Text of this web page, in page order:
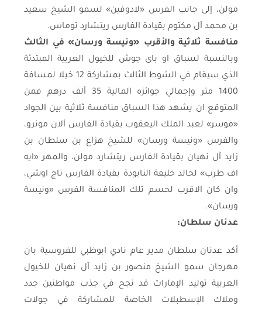
مولن، إلى جانب الفرس «لادوفين» لسمو الشيخ سعيد
بن محمد آل مكتوم بقيادة الفارس ريتشارد توماس.
منافسة ثلاثية والأقرب «ونيسة ورسان» في الثالث
وبالنسبة لسباق او باى جوش للخيول العربية المبتدئة
الذي سيقام في الشوط الثالث بمشاركة 12 خيلا لمسافة
1400 متر وإجمالي جوائزه المالية 35 ألف درهم فمن
المتوقع ان يشهد هذا السباق منافسة ثلاثية بين الجواد
«موسر» لعبد الملك اليعقوب بقيادة الفارس ألان مونرو،
والفرس «ونيسة ورسان» للشيخ هزاع بن سلطان بن
زايد آل نهيان بقيادة الفارس ريتشارد مولن، والمهر «ايه
اف طرب» لخالد خليفة النابودة بقيادة الفارس تاج اوشي،
وان كان الاقرب لحسم تلك المنافسة الفرس «ونيسة
ورسان».
عدنان سلطان:
أكد عدنان سلطان مدير عام نادي ابوظبي للفروسية بان
مهرجان سمو الشيخ منصور بن زايد آل نهيان للخيول
العربية توليد الإمارات قد نجح في جذب مواطنين جدد
وملاك الإسطبلات الخاصة للمشاركة في جولات